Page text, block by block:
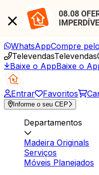
08.08
WhatsAppCompre
TelevendasTelevendas
Baixe o AppBaixe o
Entrar Favoritos
Informe o seu CEP
Departamentos
Madeira Originals
Serviços
Móveis Planejados